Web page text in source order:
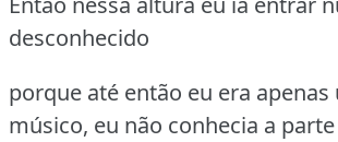
desconhecido
porque até então eu era
músico, eu não conhecia a